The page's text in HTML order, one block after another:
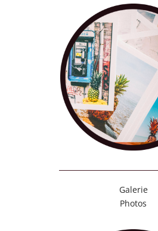
Galerie
Photos